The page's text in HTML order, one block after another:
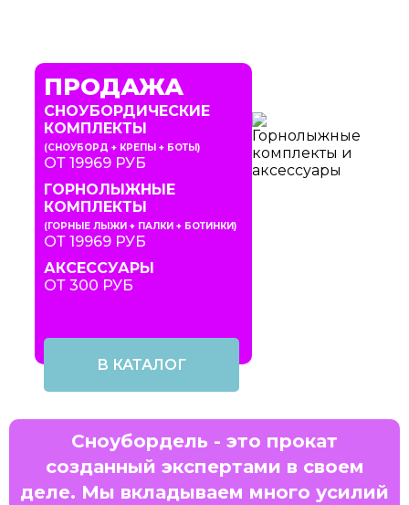
ПРОДАЖА
СНОУБОРДИЧЕСКИЕ
КОМПЛЕКТЫ
(СНОУБОРД + КРЕПЫ + БОТЫ)
ОТ 19969 РУБ
ГОРНОЛЫЖНЫЕ
КОМПЛЕКТЫ
(ГОРНЫЕ ЛЫЖИ + ПАЛКИ + БОТИНКИ)
ОТ 19969 РУБ
АКСЕССУАРЫ
ОТ 300 РУБ
В КАТАЛОГ
Сноубордель - это прокат
созданный экспертами в своем
деле. Мы вкладываем много усилий